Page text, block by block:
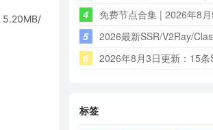
5.20MB/
4
免费节点合集 | 2026年8
5
2026最新SSR/V2Ray/
6
2026年8月3日更新：15条
标签